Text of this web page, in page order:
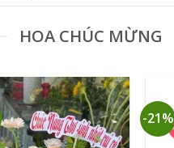
HOA CHÚC MỪNG
-21%